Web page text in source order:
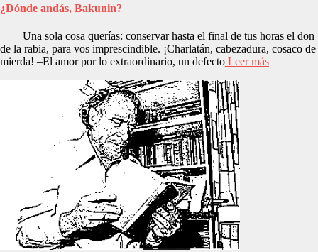
¿Dónde andás, Bakunin?
Una sola cosa querías: conservar hasta el final de tus horas el don
de la rabia, para vos imprescindible. ¡Charlatán, cabezadura, cosaco de
mierda! –El amor por lo extraordinario, un defecto Leer más